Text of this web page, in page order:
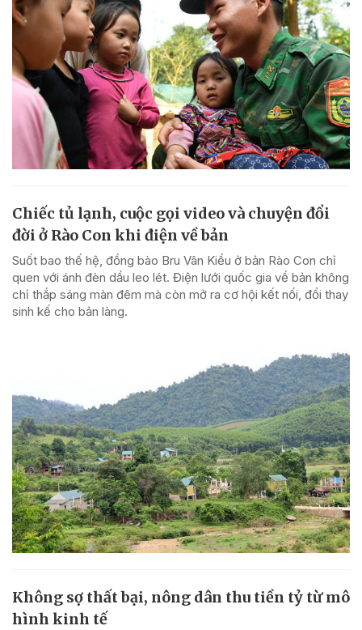
Chiếc tủ lạnh, cuộc gọi video và chuyện đổi
đời ở Rào Con khi điện về bản
Suốt bao thế hệ, đồng bào Bru Vân Kiều ở bản Rào Con chỉ
quen với ánh đèn dầu leo lét. Điện lưới quốc gia về bản không
chỉ thắp sáng màn đêm mà còn mở ra cơ hội kết nối, đổi thay
sinh kế cho bản làng.
Không sợ thất bại, nông dân thu tiền tỷ từ mô
hình kinh tế